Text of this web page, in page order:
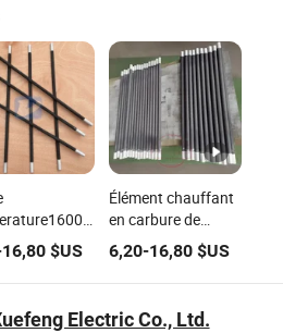
de
Rod Sic
16,80$US
Élément chauffant
en carbure de
silicium électrique à
haute température
pour four et four à
poterie
6,20-16,80$US
Electric Co., Ltd.